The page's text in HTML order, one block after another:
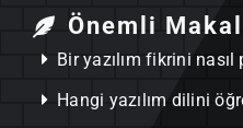
Önemli
Bir yazılım fikrini
Hangi yazılım dilini